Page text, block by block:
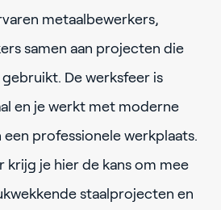
metaalbewerkers,
samen aan projecten die
De werksfeer is
en je werkt met moderne
professionele werkplaats.
krijg je hier de kans om mee
staalprojecten en